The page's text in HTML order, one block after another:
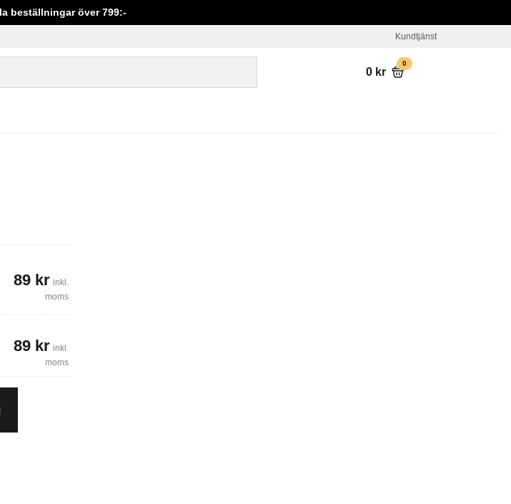
beställningar över 799:-
Kundtjänst
0 kr
0
ägg med fjärr
priset
var:
99 kr.
89 krDet
är:
inkl.
moms
priset
var:
89 krDet
inkl.
moms